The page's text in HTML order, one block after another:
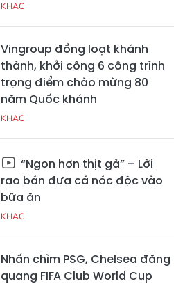
KHAC
Vingroup đồng loạt khánh
thành, khởi công 6 công trình
trọng điểm chào mừng 80
năm Quốc khánh
KHAC
“Ngon hơn thịt gà” – Lời
rao bán đưa cá nóc độc vào
bữa ăn
KHAC
Nhấn chìm PSG, Chelsea đăng
quang FIFA Club World Cup